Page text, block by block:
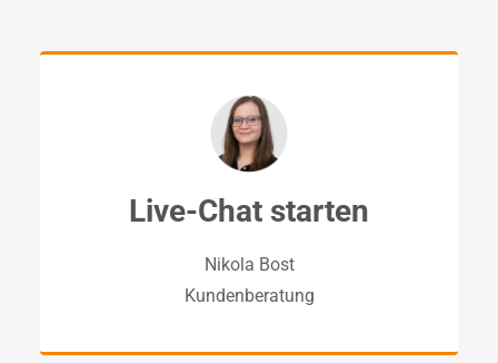
Live-Chat starten
Nikola Bost
Kundenberatung